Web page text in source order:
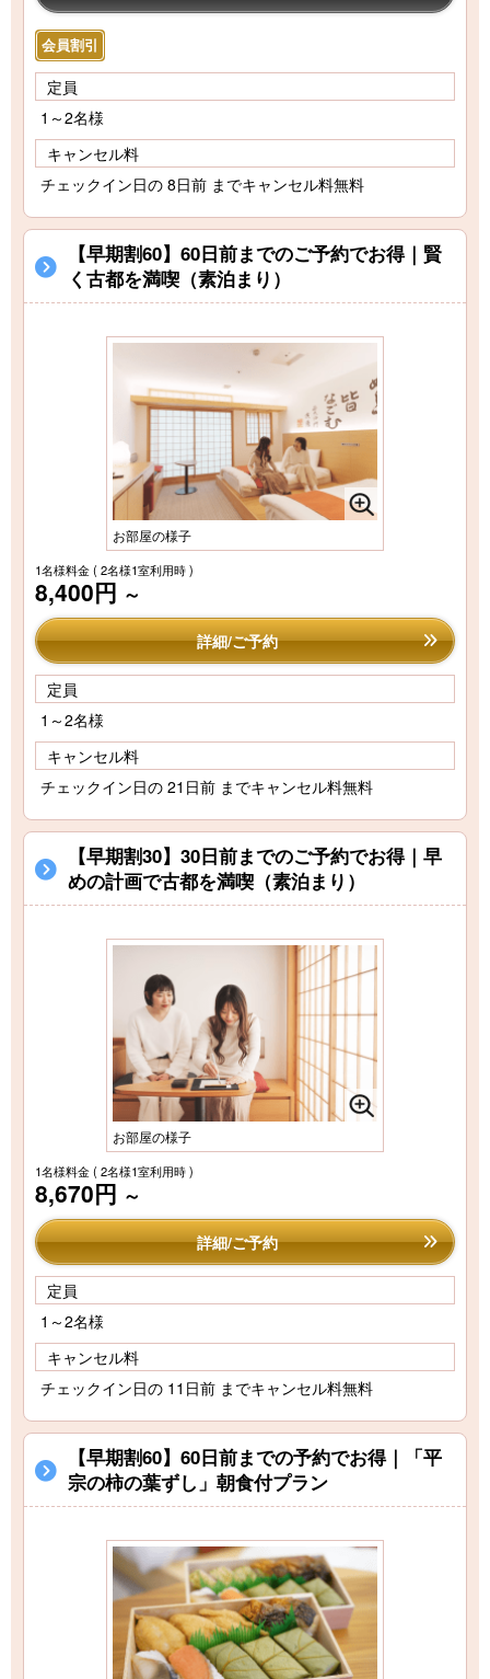
会員割引
定員
1～2名様
キャンセル料
チェックイン日の 8日前 までキャンセル料無料
【早期割60】60日前までのご予約でお得｜賢
く古都を満喫（素泊まり）
お部屋の様子
1名様料金( 2名様1室利用時 )
8,400円 ～
詳細/ご予約
定員
1～2名様
キャンセル料
チェックイン日の 21日前 までキャンセル料無料
【早期割30】30日前までのご予約でお得｜早
めの計画で古都を満喫（素泊まり）
お部屋の様子
1名様料金( 2名様1室利用時 )
8,670円 ～
詳細/ご予約
定員
1～2名様
キャンセル料
チェックイン日の 11日前 までキャンセル料無料
【早期割60】60日前までの予約でお得｜「平
宗の柿の葉ずし」朝食付プラン